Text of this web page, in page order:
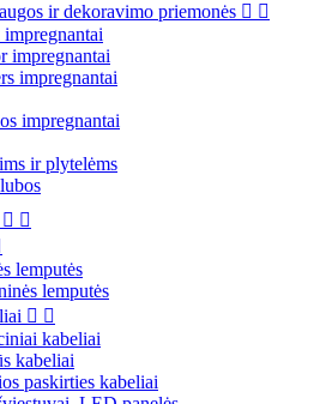
ir dekoravimo priemonės  
impregnantai
impregnantai
impregnantai
ir plytelėms
 
lemputės
lemputės
 
kabeliai
kabeliai
paskirties kabeliai